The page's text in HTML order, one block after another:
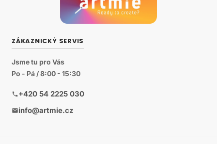
ZÁKAZNICKÝ SERVIS
Jsme tu pro Vás
Po - Pá / 8:00 - 15:30
+420 54 2225 030
info@artmie.cz